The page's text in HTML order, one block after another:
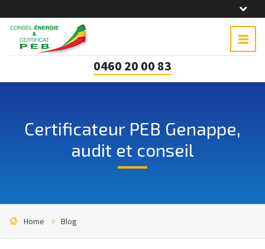
0460 20 00 83
Certificateur PEB Genappe,
audit et conseil
Home Blog